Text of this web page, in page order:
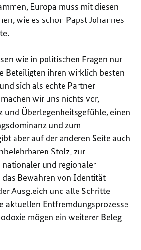
Europa muss mit diesen
wie es schon Papst Johannes
wie in politischen Fragen nur
Beteiligten ihren wirklich besten
sich als echte Partner
wir uns nichts vor,
und Überlegenheitsgefühle, einen
und zum
aber auf der anderen Seite auch
Stolz, zur
und regionaler
das Bewahren von Identität
Ausgleich und alle Schritte
aktuellen Entfremdungsprozesse
mögen ein weiterer Beleg